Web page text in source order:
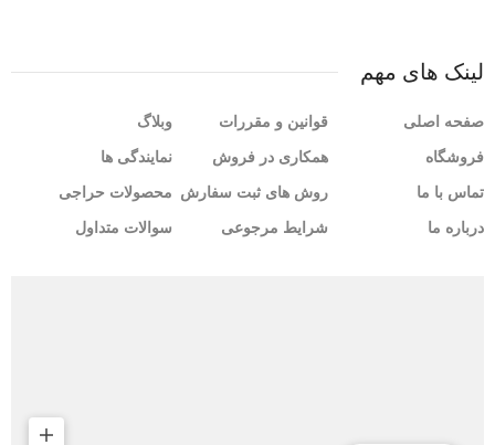
لینک های مهم
صفحه اصلی
فروشگاه
تماس با ما
درباره ما
قوانین و مقررات
همکاری در فروش
روش های ثبت سفارش
شرایط مرجوعی
وبلاگ
نمایندگی ها
محصولات حراجی
سوالات متداول